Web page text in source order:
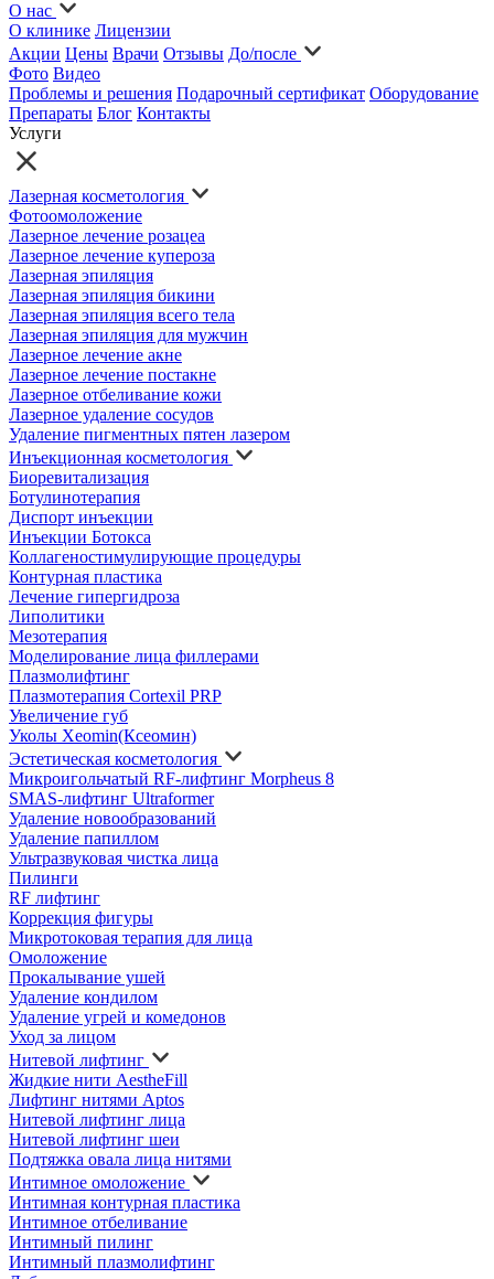
О нас
О клинике Лицензии
Акции Цены Врачи Отзывы До/после
Фото Видео
Проблемы и решения Подарочный сертификат Оборудование
Препараты Блог Контакты
Услуги
Лазерная косметология
Фотоомоложение
Лазерное лечение розацеа
Лазерное лечение купероза
Лазерная эпиляция
Лазерная эпиляция бикини
Лазерная эпиляция всего тела
Лазерная эпиляция для мужчин
Лазерное лечение акне
Лазерное лечение постакне
Лазерное отбеливание кожи
Лазерное удаление сосудов
Удаление пигментных пятен лазером
Инъекционная косметология
Биоревитализация
Ботулинотерапия
Диспорт инъекции
Инъекции Ботокса
Коллагеностимулирующие процедуры
Контурная пластика
Лечение гипергидроза
Липолитики
Мезотерапия
Моделирование лица филлерами
Плазмолифтинг
Плазмотерапия Cortexil PRP
Увеличение губ
Уколы Xeomin(Ксеомин)
Эстетическая косметология
Микроигольчатый RF-лифтинг Morpheus 8
SMAS-лифтинг Ultraformer
Удаление новообразований
Удаление папиллом
Ультразвуковая чистка лица
Пилинги
RF лифтинг
Коррекция фигуры
Микротоковая терапия для лица
Омоложение
Прокалывание ушей
Удаление кондилом
Удаление угрей и комедонов
Уход за лицом
Нитевой лифтинг
Жидкие нити AestheFill
Лифтинг нитями Aptos
Нитевой лифтинг лица
Нитевой лифтинг шеи
Подтяжка овала лица нитями
Интимное омоложение
Интимная контурная пластика
Интимное отбеливание
Интимный пилинг
Интимный плазмолифтинг